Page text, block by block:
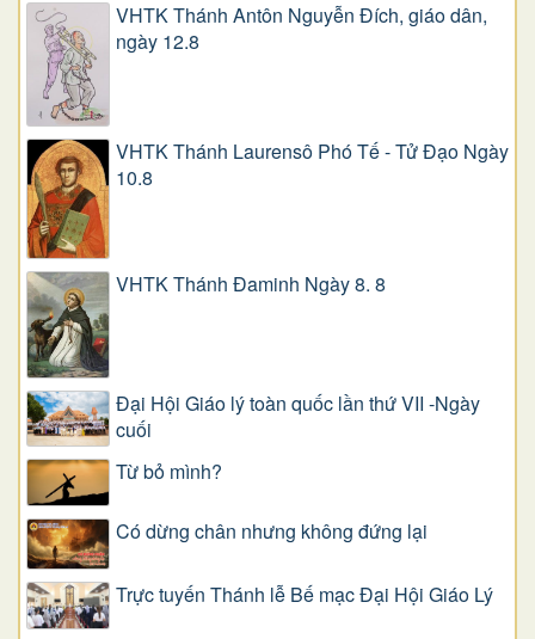
VHTK Thánh Antôn Nguyễn Ðích, giáo dân,
ngày 12.8
VHTK Thánh Laurensô Phó Tế - Tử Đạo Ngày
10.8
VHTK Thánh Đaminh Ngày 8. 8
Đại Hội Giáo lý toàn quốc lần thứ VII -Ngày
cuối
Từ bỏ mình?
Có dừng chân nhưng không đứng lại
Trực tuyến Thánh lễ Bế mạc Đại Hội Giáo Lý